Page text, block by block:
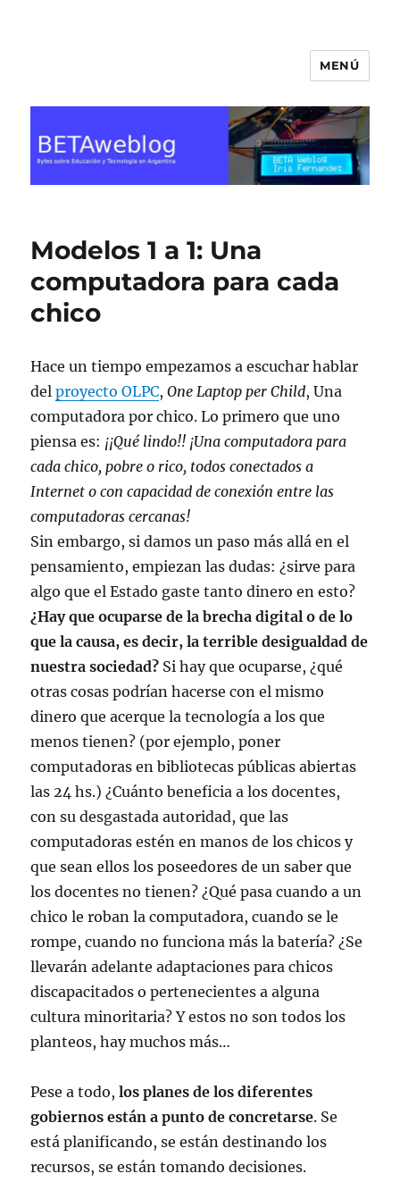
MENÚ
Modelos 1 a 1: Una
computadora para cada
chico
Hace un tiempo empezamos a escuchar hablar
delproyecto OLPC,One Laptop per Child, Una
computadora por chico. Lo primero que uno
piensa es: ¡¡Qué lindo!! ¡Una computadora para
cada chico, pobre o rico, todos conectados a
Internet o con capacidad de conexión entre las
computadoras cercanas!
Sin embargo, si damos un paso más allá en el
pensamiento, empiezan las dudas: ¿sirve para
algo que el Estado gaste tanto dinero en esto?
¿Hay que ocuparse de la brecha digital o de lo
que la causa, es decir, la terrible desigualdad de
nuestra sociedad? Si hay que ocuparse, ¿qué
otras cosas podrían hacerse con el mismo
dinero que acerque la tecnología a los que
menos tienen? (por ejemplo, poner
computadoras en bibliotecas públicas abiertas
las 24 hs.) ¿Cuánto beneficia a los docentes,
con su desgastada autoridad, que las
computadoras estén en manos de los chicos y
que sean ellos los poseedores de un saber que
los docentes no tienen? ¿Qué pasa cuando a un
chico le roban la computadora, cuando se le
rompe, cuando no funciona más la batería? ¿Se
llevarán adelante adaptaciones para chicos
discapacitados o pertenecientes a alguna
cultura minoritaria? Y estos no son todos los
planteos, hay muchos más…
Pese a todo,los planes de los diferentes
gobiernos están a punto de concretarse. Se
está planificando, se están destinando los
recursos, se están tomando decisiones.